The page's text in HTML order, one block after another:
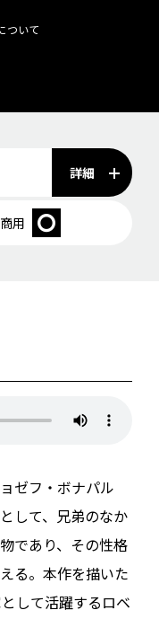
ついて
詳細
商用
ゼフ・ボナパル
して、兄弟のなか
であり、その性格
る。本作を描いた
して活躍するロベ